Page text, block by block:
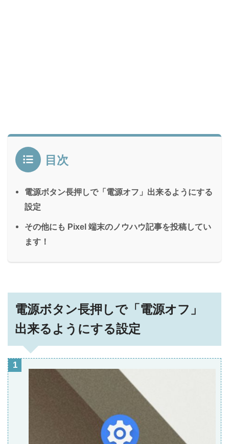
目次
電源ボタン長押しで「電源オフ」出来るようにする
設定
その他にも Pixel 端末のノウハウ記事を投稿してい
ます！
電源ボタン長押しで「電源オフ」
出来るようにする設定